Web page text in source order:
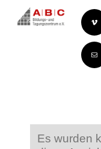
Inhalt
Es wurden